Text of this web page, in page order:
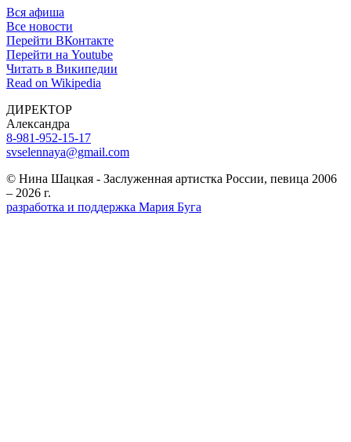
Вся афиша
Все новости
Перейти ВКонтакте
Перейти на Youtube
Читать в Википедии
Read on Wikipedia
ДИРЕКТОР
Александра
8-981-952-15-17
svselennaya@gmail.com
© Нина Шацкая - Заслуженная артистка России, певица 2006
– 2026 г.
разработка и поддержка Мария Буга